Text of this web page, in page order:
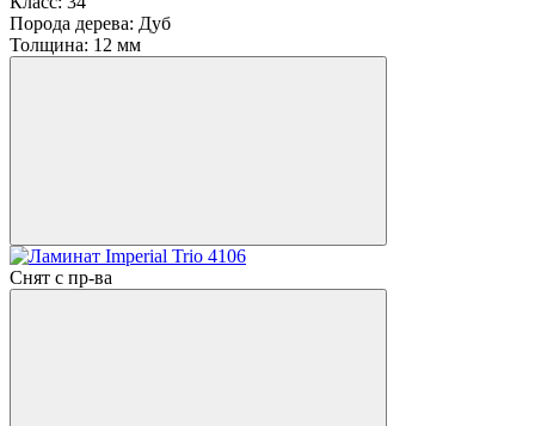
Порода дерева: Дуб
Толщина: 12 мм
Снят с пр-ва